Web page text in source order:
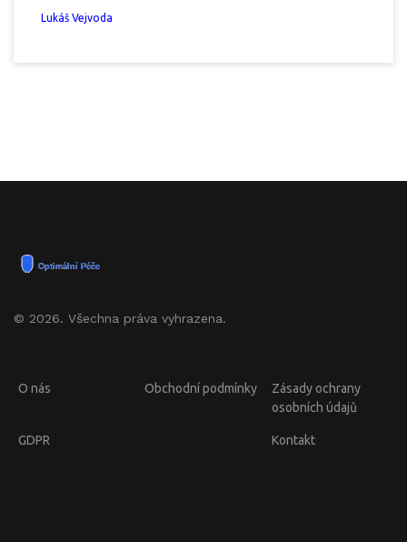
Lukáš Vejvoda
© 2026. Všechna práva vyhrazena.
O nás Obchodní podmínky
Zásady ochrany
osobních údajů
GDPR Kontakt